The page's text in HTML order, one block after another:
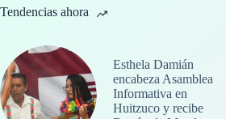
Tendencias ahora
Esthela Damián
encabeza Asamblea
Informativa en
Huitzuco y recibe